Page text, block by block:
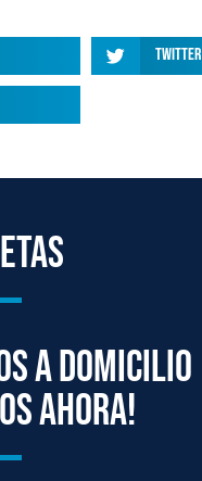
Twitter
a domicilio
ahora!